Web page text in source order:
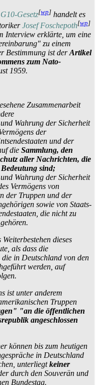
G10-Gesetz[wp] handelt es
Josef Foschepoth[wp]
Interview erklärte, um eine
zu einem
Bestimmung ist derArtikel
zum Nato-
1959.
Zusammenarbeit
Wahrung der Sicherheit
der
und der
die Sammlung, den
aller Nachrichten, die
sind;
Wahrung der Sicherheit
Vermögens von
der Truppen und der
sowie von Staats­
die nicht zu
dieses
als dass die
in Deutschland von den
werden, auf
ist unter anderem
Truppen
"an die öffentlichen
angeschlossen
können bis zum heutigen
in Deutschland
unterliegtkeiner
durch den Souverän und
Bundestag.